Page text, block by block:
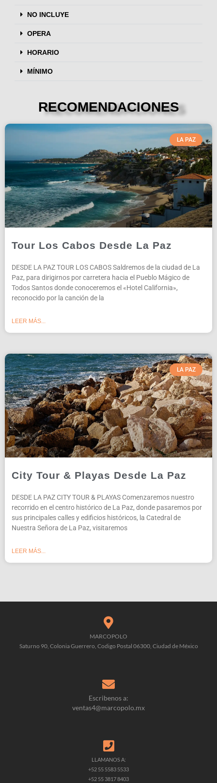
NO INCLUYE
OPERA
HORARIO
MÍNIMO
RECOMENDACIONES
LA PAZ
Tour Los Cabos Desde La Paz
DESDE LA PAZ TOUR LOS CABOS Saldremos de la ciudad de La
Paz, para dirigirnos por carretera hacia el Pueblo Mágico de
Todos Santos donde conoceremos el «Hotel California»,
reconocido por la canción de la
LEER MÁS...
LA PAZ
City Tour & Playas Desde La Paz
DESDE LA PAZ CITY TOUR & PLAYAS Comenzaremos nuestro
recorrido en el centro histórico de La Paz, donde pasaremos por
sus principales calles y edificios históricos, la Catedral de
Nuestra Señora de La Paz, visitaremos
LEER MÁS...
MARCOPOLO
Saturno 90, Colonia Guerrero, Codigo Postal 06300, Ciudad de México
Escribenos a:
ventas4@marcopolo.mx
LLAMANOS A:
+52 55 5583 5533
+52 55 3817 8403